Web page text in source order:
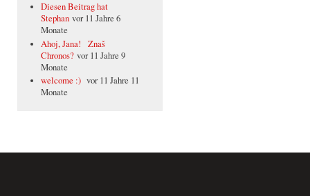
Diesen Beitrag hat
Stephan vor 11 Jahre 6
Monate
Ahoj, Jana! Znaš
Chronos? vor 11 Jahre 9
Monate
welcome :) vor 11 Jahre 11
Monate